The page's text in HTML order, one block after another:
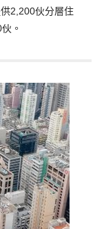
2,200伙分層住
。